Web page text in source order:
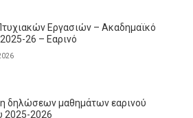
Εργασιών – Ακαδημαϊκό
26 – Εαρινό
δηλώσεων μαθημάτων εαρινού
2025-2026